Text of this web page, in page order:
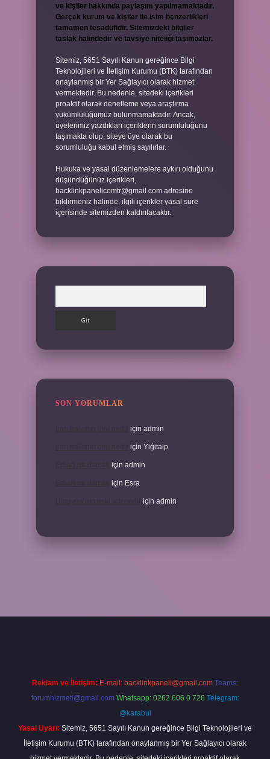
ve kişiler hakkında paylaşım yapılmamaktadır.
Gerçek kurum ve kişiler ile isim benzerlikleri
tamamen tesadüfidir. Sitemizdeki bilgiler
taslak halindedir ve tavsiye niteliği taşımazlar.
Sitemiz, 5651 Sayılı Kanun gereğince Bilgi
Teknolojileri ve İletişim Kurumu (BTK) tarafından
onaylanmış bir Yer Sağlayıcı olarak hizmet
vermektedir. Bu nedenle, sitedeki içerikleri
proaktif olarak denetleme veya araştırma
yükümlülüğümüz bulunmamaktadır. Ancak,
üyelerimiz yazdıkları içeriklerin sorumluluğunu
taşımakta olup, siteye üye olarak bu
sorumluluğu kabul etmiş sayılırlar.
Hukuka ve yasal düzenlemelere aykırı olduğunu
düşündüğünüz içerikleri,
backlinkpanelicomtr@gmail.com adresine
bildirmeniz halinde, ilgili içerikler yasal süre
içerisinde sitemizden kaldırılacaktır.
SON YORUMLAR
için admin
için Yiğitalp
Erbah ne demek için admin
Erbah ne demek için Esra
için admin
Reklam ve İletişim: E-mail: backlinkpaneli@gmail.com Teams:
forumhizmeti@gmail.com Whatsapp: 0262 606 0 726 Telegram:
@karabul
Yasal Uyarı: Sitemiz, 5651 Sayılı Kanun gereğince Bilgi Teknolojileri ve
İletişim Kurumu (BTK) tarafından onaylanmış bir Yer Sağlayıcı olarak